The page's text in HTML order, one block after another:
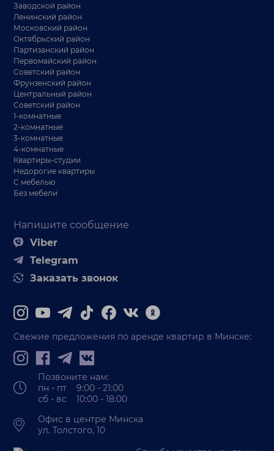
Напишите сообщение
Viber
Telegram
Заказать звонок
Заводской район
Ленинский район
Московский район
Октябрьский район
Партизанский район
Первомайский район
Советский район
Фрунзенский район
Центральный район
Советский район
1-комнатные
2-комнатные
3-комнатные
4-комнатные
Квартиры-студии
Недорогие квартиры
С мебелью
Без мебели
Свежие предложения по аренде квартир в Минске:
Позвоните нам:
пн - пт 9:00 - 21:00
сб - вс 10:00 - 18:00
Офис в центре Минска
ул. Толстого, 10